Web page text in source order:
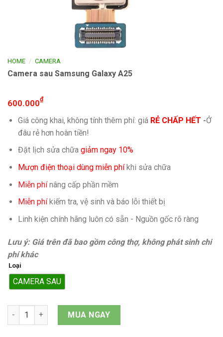
HOME / CAMERA
Camera sau Samsung Galaxy A25
600.000₫
Giá công khai, không tính thêm phí: giá RẺ CHẤP HẾT -Ở
đâu rẻ hơn hoàn tiền!
Đặt lịch sửa chữa giảm ngay 10%
Mượn điện thoại dùng miễn phíkhi sửa chữa
Miễn phínâng cấp phần mềm
Miễn phíkiếm tra, vệ sinh và báo lỗi thiết bị
Linh kiện chính hãng luôn có sẵn - Nguồn gốc rõ ràng
Lưu ý: Giá trên đã bao gồm công thợ, không phát sinh chi
phí khác
Loại
CAMERA SAU
Camera sau Samsung Galaxy A25 quantity
MUA NGAY